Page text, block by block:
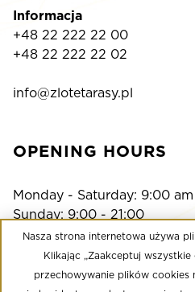
Informacja
+48 22 222 22 00
+48 22 222 22 02
info@zlotetarasy.pl
OPENING HOURS
Monday - Saturday: 9:00
Sunday: 9:00 - 21:00
Multikino
Nasza strona internetowa używa
Klikając „Zaakceptuj wszystkie
przechowywanie plików cookies